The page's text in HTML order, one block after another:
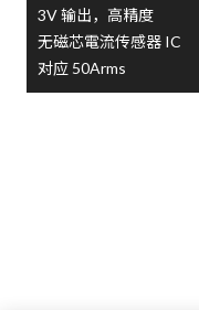
3V 输出，高精度
无磁芯電流传感器 IC
对应 50Arms